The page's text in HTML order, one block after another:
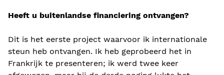
Heeft u buitenlandse financiering ontvangen?
Dit is het eerste project waarvoor ik internationale
steun heb ontvangen. Ik heb geprobeerd het in
Frankrijk te presenteren; ik werd twee keer